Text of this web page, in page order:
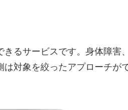
るサービスです。身体障害
対象を絞ったアプローチが